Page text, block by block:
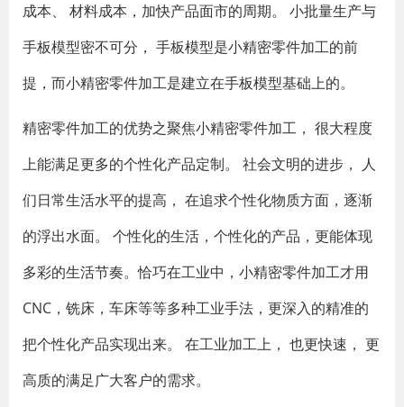
成本、 材料成本，加快产品面市的周期。 小批量生产与
手板模型密不可分， 手板模型是小精密零件加工的前
提，而小精密零件加工是建立在手板模型基础上的。
精密零件加工的优势之聚焦小精密零件加工， 很大程度
上能满足更多的个性化产品定制。 社会文明的进步， 人
们日常生活水平的提高， 在追求个性化物质方面，逐渐
的浮出水面。 个性化的生活，个性化的产品，更能体现
多彩的生活节奏。恰巧在工业中，小精密零件加工才用
CNC，铣床，车床等等多种工业手法，更深入的精准的
把个性化产品实现出来。 在工业加工上， 也更快速， 更
高质的满足广大客户的需求。